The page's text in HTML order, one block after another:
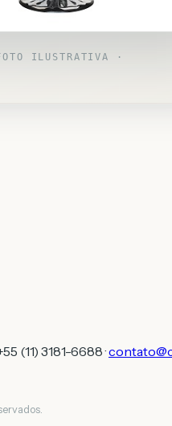
ILUSTRATIVA ·
(11) 3181-6688 ·